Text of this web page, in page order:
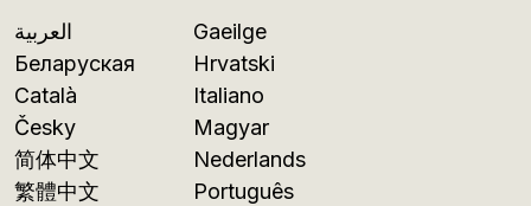
العربية
Беларуская
Català
Česky
简体中文
繁體中文
Gaeilge
Hrvatski
Italiano
Magyar
Nederlands
Português